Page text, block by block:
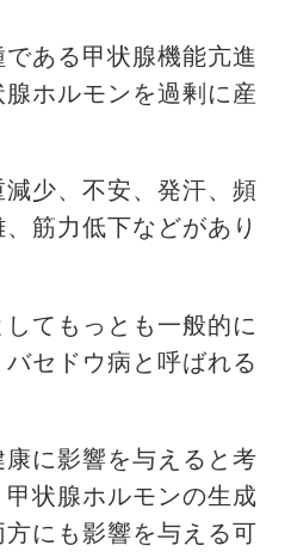
ある甲状腺機能亢進
ホルモンを過剰に産
少、不安、発汗、頻
筋力低下などがあり
てもっとも一般的に
セドウ病と呼ばれる
に影響を与えると考
状腺ホルモンの生成
にも影響を与える可